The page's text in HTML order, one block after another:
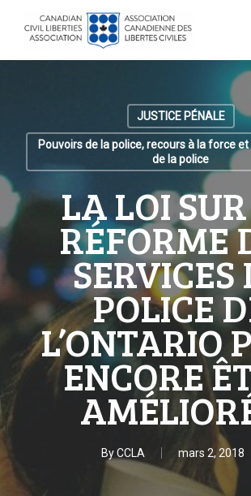
JUSTICE PÉNALE
Pouvoirs de la police, recours à la force
de la police
LA LOI
RÉFORME
SERVICES
POLICE
L’ONTARIO
ENCORE
By CCLA mars 2, 2018